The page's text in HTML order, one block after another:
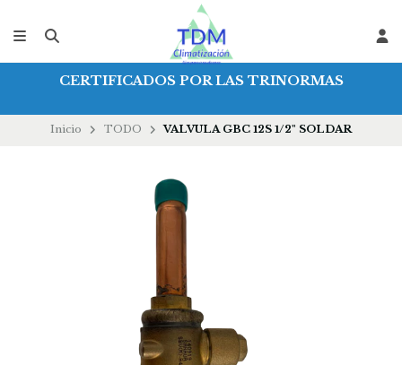
CERTIFICADOS POR LAS TRINORMAS
Inicio TODO VALVULA GBC 12S 1/2" SOLDAR